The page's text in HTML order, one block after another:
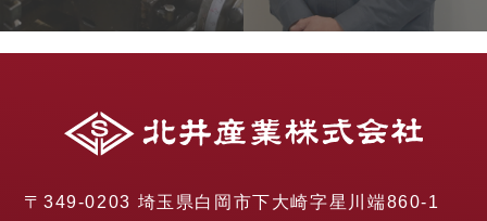
〒349-0203 埼玉県白岡市下大崎字星川端860-1